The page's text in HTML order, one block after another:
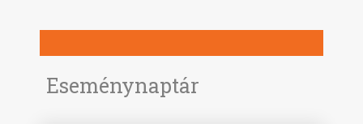
Eseménynaptár